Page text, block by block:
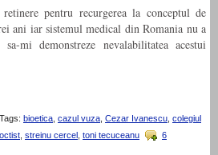
pentru recurgerea la conceptul de
ani iar sistemul medical din Romania nu a
mi demonstreze nevalabilitatea acestui
Tags: bioetica cazul vuza Cezar Ivanescu colegiul
streinu cercel toni tecuceanu
6